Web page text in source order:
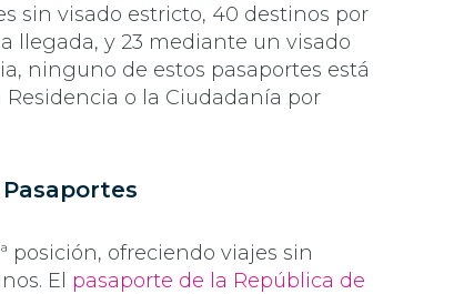
sin visado estricto, 40 destinos por
llegada, y 23 mediante un visado
ninguno de estos pasaportes está
o la Ciudadanía por
posición, ofreciendo viajes sin
El pasaporte de la República de